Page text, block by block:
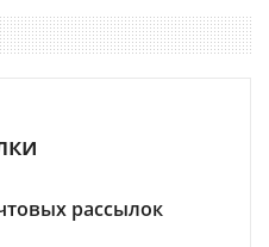
рассылок